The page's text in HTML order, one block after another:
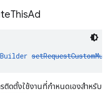
ThisAd
ติดตั้งใช้งานที่กำหนดเองสำหรับ